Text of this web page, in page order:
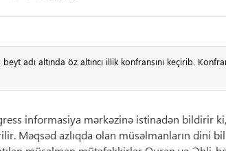
adı altında öz altıncı illik konfransını keçirib.
informasiya mərkəzinə istinadən bildirir
Məqsəd azlıqda olan müsəlmanların dini